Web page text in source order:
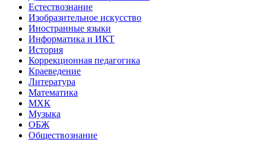
Естествознание
Изобразительное искусство
Иностранные языки
Информатика и ИКТ
История
Коррекционная педагогика
Краеведение
Литература
Математика
МХК
Музыка
ОБЖ
Обществознание